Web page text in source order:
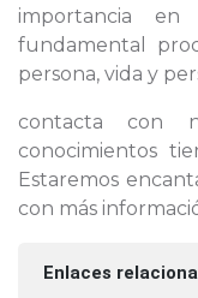
importancia
fundamental
persona, vida y
contacta con
conocimientos
Estaremos
con más
Enlaces